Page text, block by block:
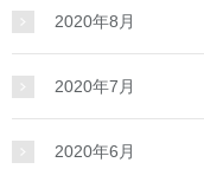
2020年8月
2020年7月
2020年6月